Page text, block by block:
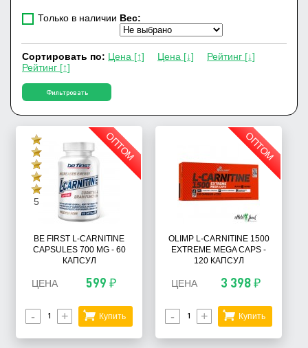
Только в наличии Вес:
Сортировать по: Цена [↑] Цена [↓]
Рейтинг [↓]
Рейтинг [↑]
Фильтровать
ОПТОМ
5
BE FIRST L-CARNITINE
CAPSULES 700 MG - 60
КАПСУЛ
ЦЕНА 599 ₽
- + Купить
ОПТОМ
OLIMP L-CARNITINE 1500
EXTREME MEGA CAPS -
120 КАПСУЛ
ЦЕНА 3 398 ₽
- + Купить